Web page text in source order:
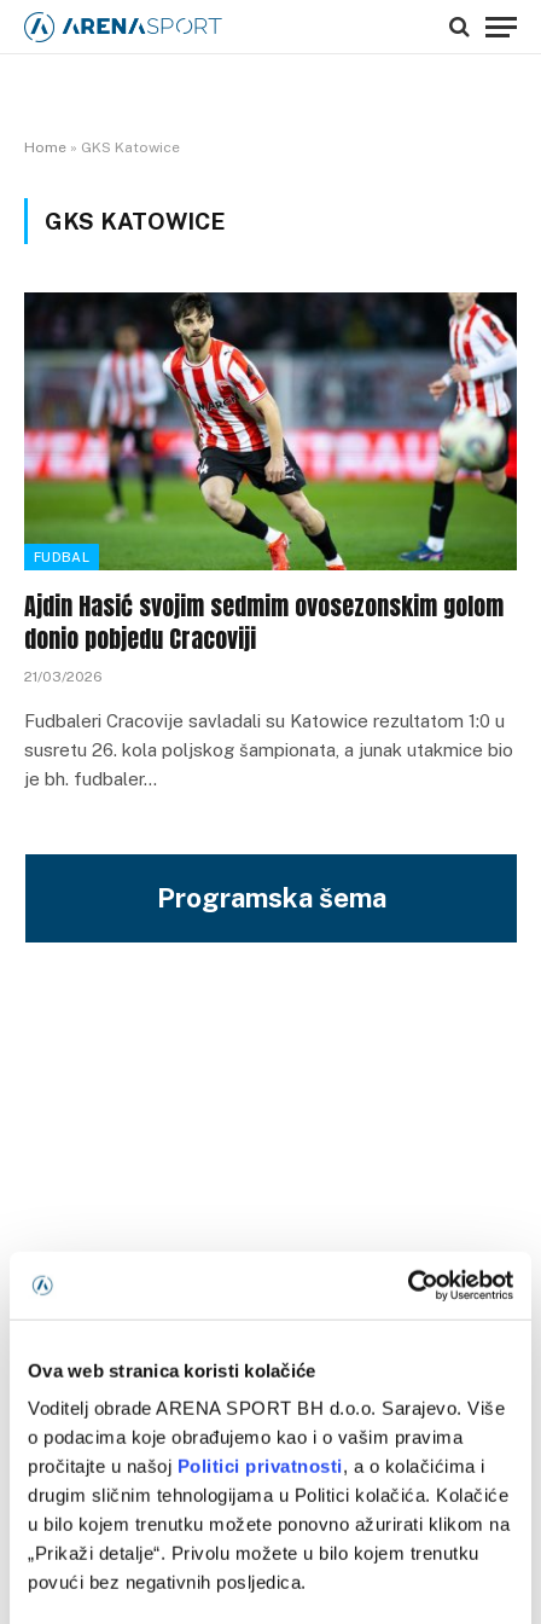
Ova web stranica koristi kolačiće
Voditelj obrade ARENA SPORT BH d.o.o. Sarajevo. Više
o podacima koje obrađujemo kao i o vašim pravima
pročitajte u našoj Politici privatnosti, a o kolačićima i
drugim sličnim tehnologijama u Politici kolačića. Kolačiće
u bilo kojem trenutku možete ponovno ažurirati klikom na
„Prikaži detalje“. Privolu možete u bilo kojem trenutku
povući bez negativnih posljedica.
Home » GKS Katowice
GKS KATOWICE
FUDBAL
Ajdin Hasić svojim sedmim ovosezonskim golom
donio pobjedu Cracoviji
21/03/2026
Fudbaleri Cracovije savladali su Katowice rezultatom 1:0 u
susretu 26. kola poljskog šampionata, a junak utakmice bio
je bh. fudbaler…
Programska šema